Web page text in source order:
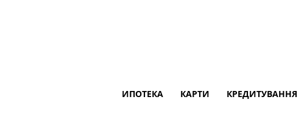
ИПОТЕКА КАРТИ КРЕДИТУВАННЯ